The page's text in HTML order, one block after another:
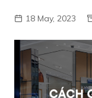
18 May, 2023